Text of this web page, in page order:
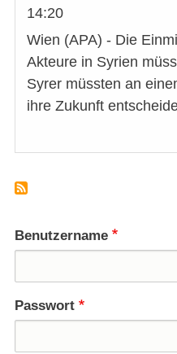
14:20
Wien (APA) - Die
Akteure in Syrien
Syrer müssten an
ihre Zukunft
Benutzername
Passwort